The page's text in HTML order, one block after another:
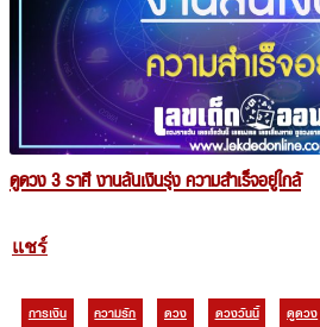
ดูดวง 3 ราศี งานล้นเงินรุ่ง ความสำเร็จอยู่ใกล้
แชร์
การเงิน ความรัก ดวง ดวงวันนี้ ดูดวง